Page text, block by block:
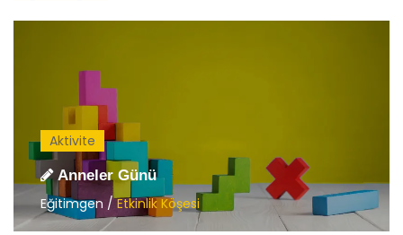
Aktivite
Anneler Günü
Eğitimgen /Etkinlik Köşesi